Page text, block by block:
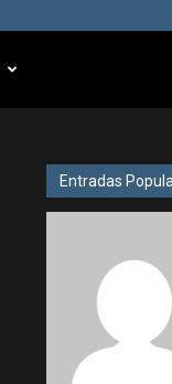
Entradas